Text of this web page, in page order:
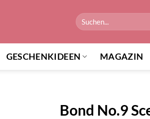
Suchen
nach:
GESCHENKIDEEN MAGAZIN
Bond No.9